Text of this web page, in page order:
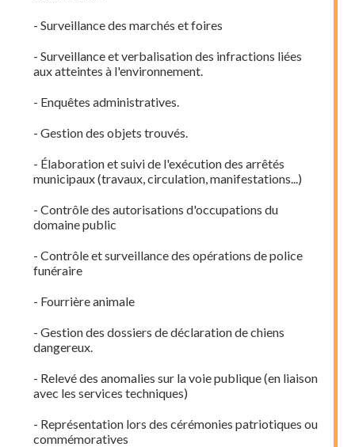
- Surveillance des marchés et foires
- Surveillance et verbalisation des infractions liées
aux atteintes à l'environnement.
- Enquêtes administratives.
- Gestion des objets trouvés.
- Élaboration et suivi de l'exécution des arrêtés
municipaux (travaux, circulation, manifestations...)
- Contrôle des autorisations d'occupations du
domaine public
- Contrôle et surveillance des opérations de police
funéraire
- Fourrière animale
- Gestion des dossiers de déclaration de chiens
dangereux.
- Relevé des anomalies sur la voie publique (en liaison
avec les services techniques)
- Représentation lors des cérémonies patriotiques ou
commémoratives